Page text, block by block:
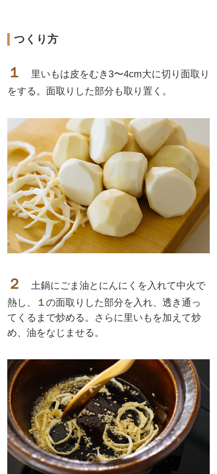
つくり方
１
里いもは皮をむき3〜4cm大に切り面取り
をする。面取りした部分も取り置く。
２
土鍋にごま油とにんにくを入れて中火で
熱し、
１の面取りした部分を入れ、透き通っ
てくるまで炒める。さらに里いもを加えて炒
め、油をなじませる。